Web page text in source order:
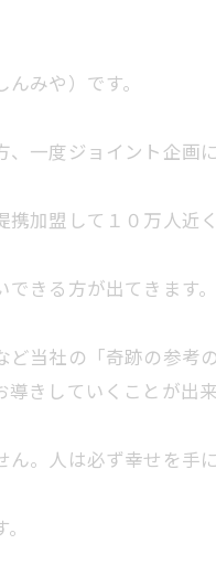
みや）です。
一度ジョイント企画
加盟して１０万人近く
きる方が出てきます。
当社の「奇跡の参
きしていくことが出来
。人は必ず幸せを手